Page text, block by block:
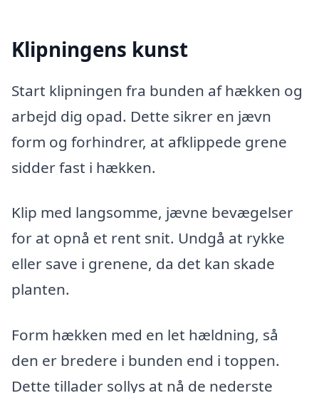
Klipningens kunst
Start klipningen fra bunden af hækken og
arbejd dig opad. Dette sikrer en jævn
form og forhindrer, at afklippede grene
sidder fast i hækken.
Klip med langsomme, jævne bevægelser
for at opnå et rent snit. Undgå at rykke
eller save i grenene, da det kan skade
planten.
Form hækken med en let hældning, så
den er bredere i bunden end i toppen.
Dette tillader sollys at nå de nederste